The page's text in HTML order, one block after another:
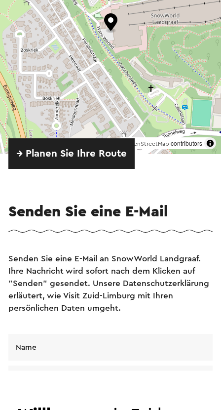
OpenStreetMap contributors
→ Planen Sie Ihre Route
Senden Sie eine E-Mail
Senden Sie eine E-Mail an SnowWorld Landgraaf.
Ihre Nachricht wird sofort nach dem Klicken auf
"Senden" gesendet. Unsere Datenschutzerklärung
erläutert, wie Visit Zuid-Limburg mit Ihren
persönlichen Daten umgeht.
Name